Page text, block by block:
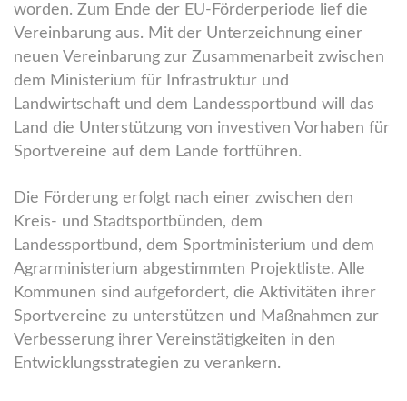
worden. Zum Ende der EU-Förderperiode lief die
Vereinbarung aus. Mit der Unterzeichnung einer
neuen Vereinbarung zur Zusammenarbeit zwischen
dem Ministerium für Infrastruktur und
Landwirtschaft und dem Landessportbund will das
Land die Unterstützung von investiven Vorhaben für
Sportvereine auf dem Lande fortführen.
Die Förderung erfolgt nach einer zwischen den
Kreis- und Stadtsportbünden, dem
Landessportbund, dem Sportministerium und dem
Agrarministerium abgestimmten Projektliste. Alle
Kommunen sind aufgefordert, die Aktivitäten ihrer
Sportvereine zu unterstützen und Maßnahmen zur
Verbesserung ihrer Vereinstätigkeiten in den
Entwicklungsstrategien zu verankern.